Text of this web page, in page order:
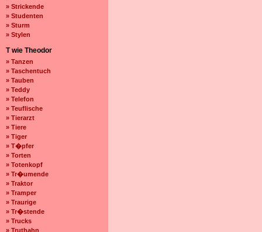
» Strickende
» Studenten
» Sturm
» Stylen
T wie Theodor
» Tanzen
» Taschentuch
» Tauben
» Teddy
» Telefon
» Teuflische
» Tierarzt
» Tiere
» Tiger
» T�pfer
» Torten
» Totenkopf
» Tr�umende
» Traktor
» Tramper
» Traurige
» Tr�stende
» Trucks
» Truthahn